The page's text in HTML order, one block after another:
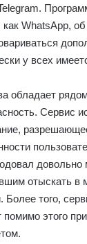
WhatsApp,
у всех
обладает
Сервис
довольно
отыскать в
Более того,
помимо этого